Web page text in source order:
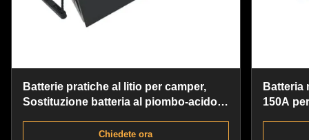
Batterie pratiche al litio per camper,
Sostituzione batteria al piombo-acido
Chiedete ora
Batteria
150A